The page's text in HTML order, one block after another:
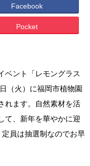
Facebook
Pocket
ベント「レモングラス
（火）に福岡市植物園
れます。自然素材を活
て、新年を華やかに迎
員は抽選制なのでお早